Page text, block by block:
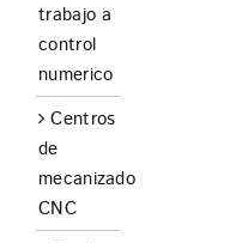
trabajo a
control
numerico
Centros
de
mecanizado
CNC